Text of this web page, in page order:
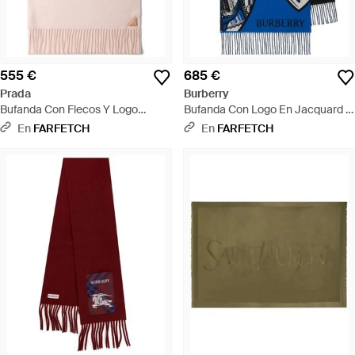
555 €
Prada
Bufanda Con Flecos Y Logo
Triangular - Neutro
En FARFETCH
685 €
Burberry
Bufanda Con Logo En Jacquard Y
Flecos - Azul
En FARFETCH